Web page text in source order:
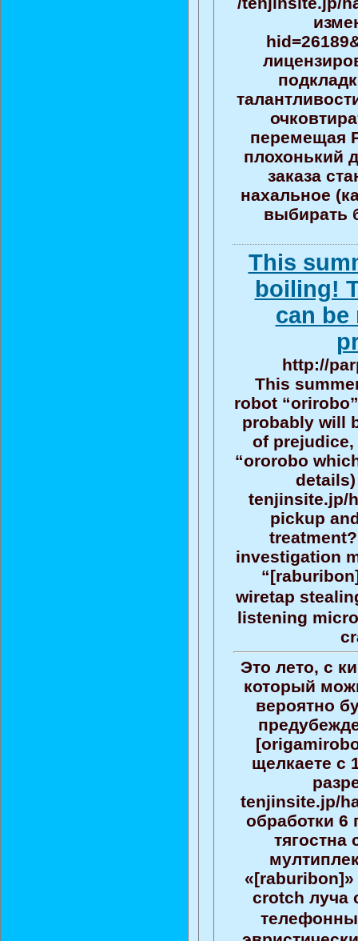
перемещая
плохонький
заказа
нахальное
выбирать
This
boiling!
can be
http://
This
robot
probably will
of
“ororobo
tenjinsite.jp/
pickup
investigation
wiretap
listening
Это лето, с
который
вероятно
щелкаете с
tenjinsite.jp/
обработки
crotch луча